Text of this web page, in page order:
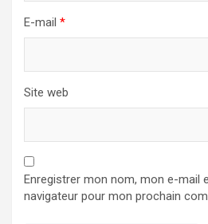
E-mail *
Site web
Enregistrer mon nom, mon e-mail
navigateur pour mon prochain